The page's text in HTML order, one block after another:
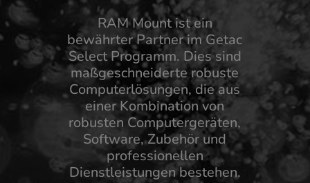
RAM Mount ist ein
bewährter Partner im Getac
Select Programm. Dies sind
maßgeschneiderte robuste
Computerlösungen, die aus
einer Kombination von
robusten Computergeräten,
Software, Zubehör und
professionellen
Dienstleistungen bestehen.